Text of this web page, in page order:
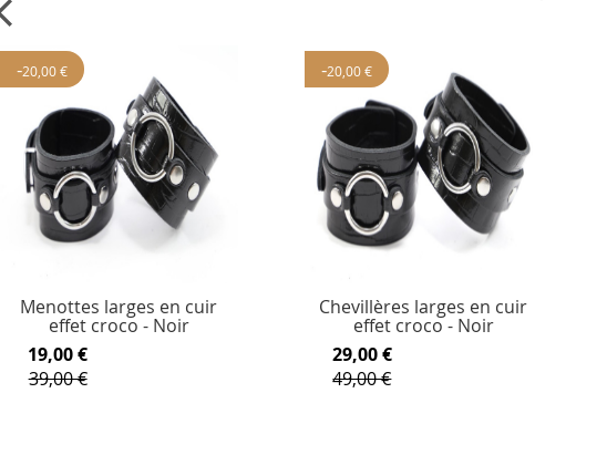
-20,00 €
Menottes larges en cuir
effet croco - Noir
19,00 €
39,00 €
-20,00 €
Chevillères larges en cuir
effet croco - Noir
29,00 €
49,00 €